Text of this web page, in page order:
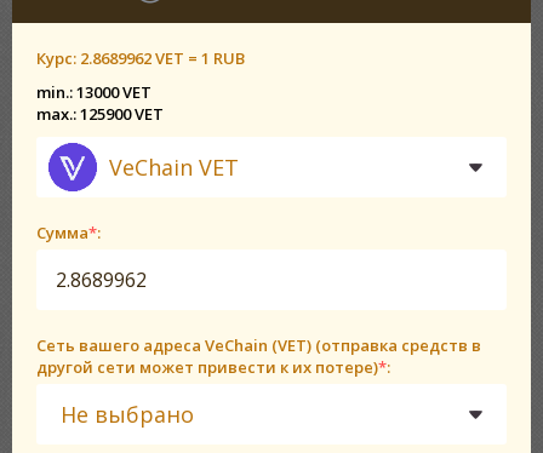
Курс: 2.8689962 VET = 1 RUB
min.: 13000 VET
max.: 125900 VET
VeChain VET
Сумма*:
Сеть вашего адреса VeChain (VET) (отправка средств в
другой сети может привести к их потере)*:
Не выбрано